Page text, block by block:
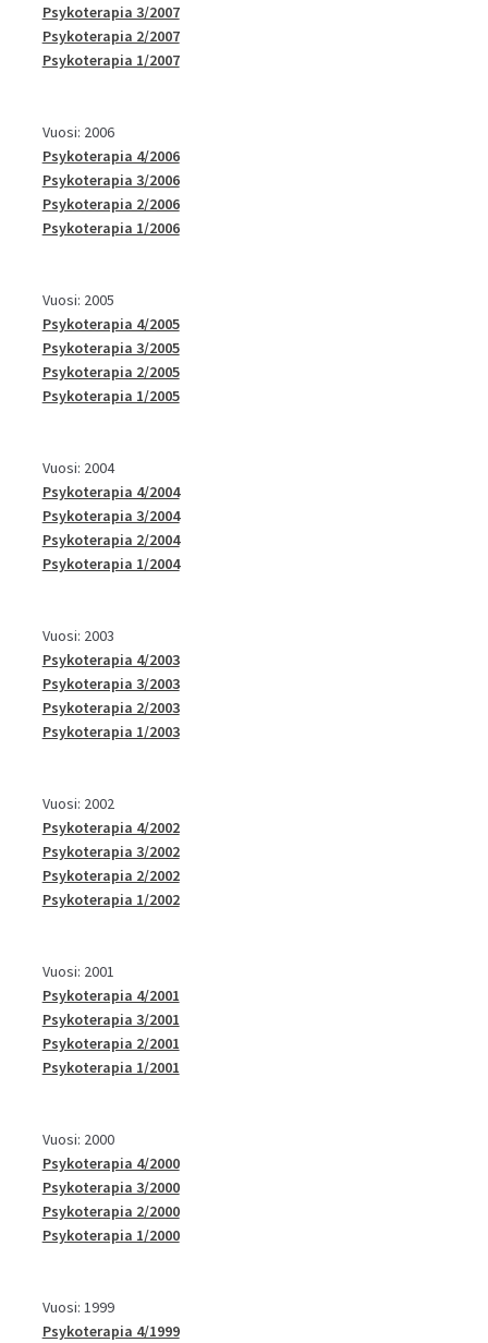
Psykoterapia 3/2007
Psykoterapia 2/2007
Psykoterapia 1/2007
Vuosi: 2006
Psykoterapia 4/2006
Psykoterapia 3/2006
Psykoterapia 2/2006
Psykoterapia 1/2006
Vuosi: 2005
Psykoterapia 4/2005
Psykoterapia 3/2005
Psykoterapia 2/2005
Psykoterapia 1/2005
Vuosi: 2004
Psykoterapia 4/2004
Psykoterapia 3/2004
Psykoterapia 2/2004
Psykoterapia 1/2004
Vuosi: 2003
Psykoterapia 4/2003
Psykoterapia 3/2003
Psykoterapia 2/2003
Psykoterapia 1/2003
Vuosi: 2002
Psykoterapia 4/2002
Psykoterapia 3/2002
Psykoterapia 2/2002
Psykoterapia 1/2002
Vuosi: 2001
Psykoterapia 4/2001
Psykoterapia 3/2001
Psykoterapia 2/2001
Psykoterapia 1/2001
Vuosi: 2000
Psykoterapia 4/2000
Psykoterapia 3/2000
Psykoterapia 2/2000
Psykoterapia 1/2000
Vuosi: 1999
Psykoterapia 4/1999